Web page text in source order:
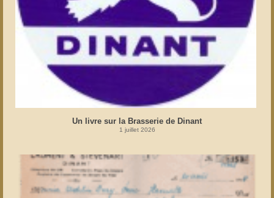
Un livre sur la Brasserie de Dinant
1 juillet 2026